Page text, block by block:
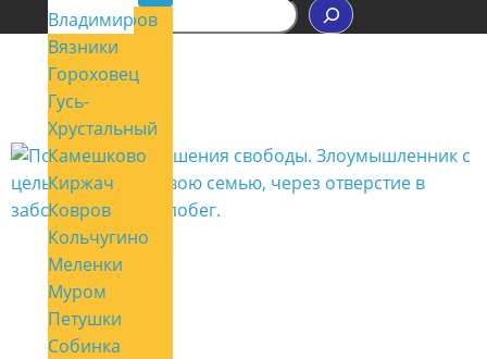
Владимир
Александров
Вязники
Гороховец
Гусь-
Хрустальный
Камешково
Киржач
Ковров
Кольчугино
Меленки
Муром
Петушки
Собинка